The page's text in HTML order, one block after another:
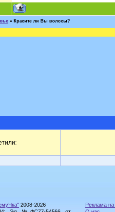
» Красите ли Вы волосы?
2008-2026
Реклама на